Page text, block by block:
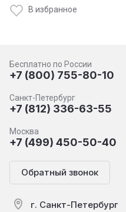
В избранное
Бесплатно по России
+7 (800) 755-80-10
Санкт-Петербург
+7 (812) 336-63-55
Москва
+7 (499) 450-50-40
Обратный звонок
г. Санкт-Петербург